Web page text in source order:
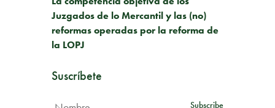
Juzgados de lo Mercantil y las (no)
reformas operadas por la reforma de
la LOPJ
Suscríbete